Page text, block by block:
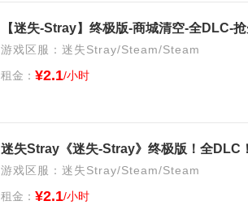
【迷失-Stray】终极版-商城清空-全DLC-
游戏区服：迷失Stray/Steam/Steam
租金： ¥2.1/小时
迷失Stray《迷失-Stray》终极版！全DLC
游戏区服：迷失Stray/Steam/Steam
租金： ¥2.1/小时